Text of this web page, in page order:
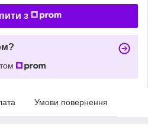
з
Умови повернення